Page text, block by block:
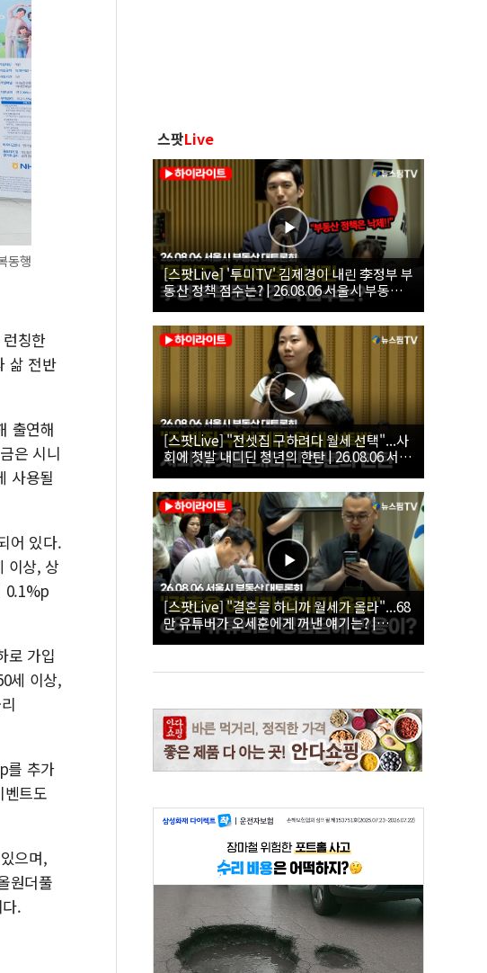
동행
칭한
삶 전반
출연해
은 시니
사용될
어 있다.
이상, 상
0.1%p
로 가입
세 이상,
를 추가
트도
으며,
원더풀
.
스팟Live
[스팟Live] '투미TV' 김제경이 내린 李정부 부
동산 정책 점수는? | 26.08.06 서울시 부동산
대토론회
[스팟Live] "전셋집 구하려다 월세 선택"...사
회에 첫발 내디딘 청년의 한탄 | 26.08.06 서울
시 부동산 대토론회
[스팟Live] "결혼을 하니까 월세가 올라"...68
만 유튜버가 오세훈에게 꺼낸 얘기는? |
26.08.06 서울시 부동산 대토론회